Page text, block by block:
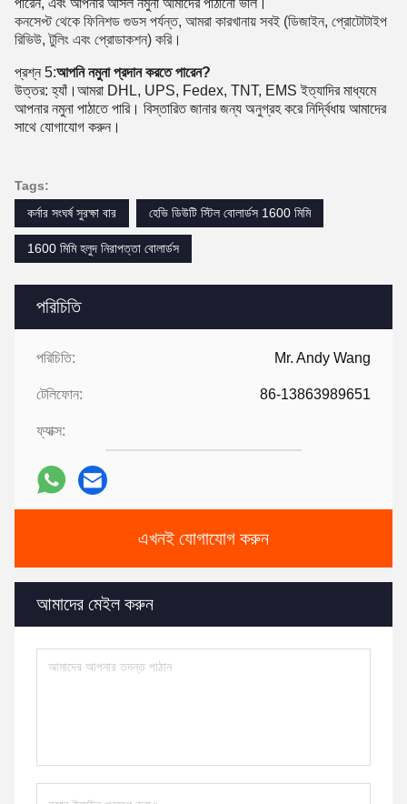
পরিচিতি
পরিচিতি: Mr. Andy Wang
টেলিফোন: 86-13863989651
ফ্যাক্স:
এখনই যোগাযোগ করুন
আমাদের মেইল ​​করুন
পারেন, এবং আপনার আসল নমুনা আমাদের পাঠানো ভাল।
কনসেপ্ট থেকে ফিনিশড গুডস পর্যন্ত, আমরা কারখানায় সবই (ডিজাইন, প্রোটোটাইপ
রিভিউ, টুলিং এবং প্রোডাকশন) করি।
প্রশ্ন 5:আপনি নমুনা প্রদান করতে পারেন?
উত্তর: হ্যাঁ।আমরা DHL, UPS, Fedex, TNT, EMS ইত্যাদির মাধ্যমে
আপনার নমুনা পাঠাতে পারি। বিস্তারিত জানার জন্য অনুগ্রহ করে নির্দ্বিধায় আমাদের
সাথে যোগাযোগ করুন।
Tags:
কর্নার সংঘর্ষ সুরক্ষা বার
হেভি ডিউটি ​​স্টিল বোলার্ডস 1600 মিমি
1600 মিমি হলুদ নিরাপত্তা বোলার্ডস